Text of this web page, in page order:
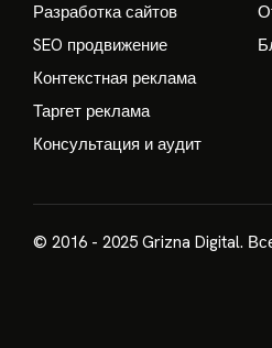
Разработка сайтов
SEO продвижение
Контекстная реклама
Таргет реклама
Консультация и аудит
© 2016 - 2025 Grizna Digital.